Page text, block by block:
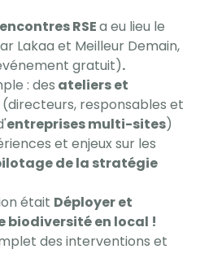
RSEa eu lieu le
Lakaa et Meilleur Demain,
gratuit).
: des ateliers et
(directeurs, responsables et
entreprises multi-sites)
et enjeux sur les
de la stratégie
était Déployer et
biodiversité en local !
des interventions et